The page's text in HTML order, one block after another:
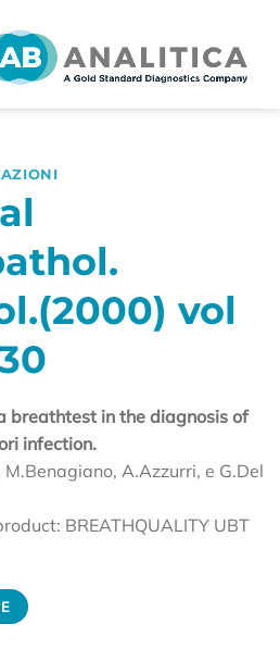
vol
breathtest in the diagnosis of
infection.
M.Benagiano, A.Azzurri, e G.Del
BREATHQUALITY UBT